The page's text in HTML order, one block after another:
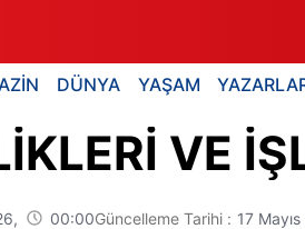
DÜNYA YAŞAM
VE
00:00Güncelleme Tarihi : 17